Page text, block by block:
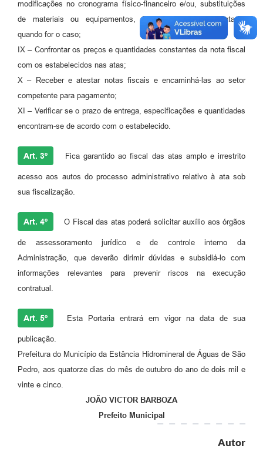
modificações no cronograma físico-financeiro e/ou, substituições
de materiais ou equipamentos, formulados pela contratada,
quando for o caso;
IX – Confrontar os preços e quantidades constantes da nota fiscal
com os estabelecidos nas atas;
X – Receber e atestar notas fiscais e encaminhá-las ao setor
competente para pagamento;
XI – Verificar se o prazo de entrega, especificações e quantidades
encontram-se de acordo com o estabelecido.
Art. 3º Fica garantido ao fiscal das atas amplo e irrestrito
acesso aos autos do processo administrativo relativo à ata sob
sua fiscalização.
Art. 4º O Fiscal das atas poderá solicitar auxílio aos órgãos
de assessoramento jurídico e de controle interno da
Administração, que deverão dirimir dúvidas e subsidiá-lo com
informações relevantes para prevenir riscos na execução
contratual.
Art. 5º Esta Portaria entrará em vigor na data de sua
publicação.
Prefeitura do Município da Estância Hidromineral de Águas de São
Pedro, aos quatorze dias do mês de outubro do ano de dois mil e
vinte e cinco.
JOÃO VICTOR BARBOZA
Prefeito Municipal
Autor